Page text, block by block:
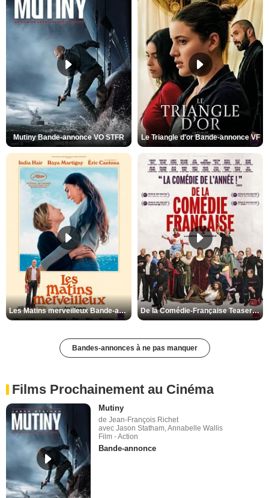
Mutiny Bande-annonce VO STFR Le Triangle d'or Bande-annonce VF
Les Matins merveilleux Bande-annonce VF De la Comédie-Française Teaser VF
Bandes-annonces à ne pas manquer
Films Prochainement au Cinéma
Mutiny
de Jean-François Richet
avec Jason Statham, Annabelle Wallis
Film - Action
Bande-annonce